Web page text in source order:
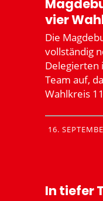
vier
Die
vollständig
Delegierten
Team auf,
Wahlkreis
16.
In tiefer